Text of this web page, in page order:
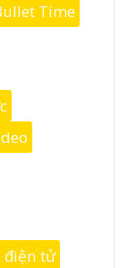
Time
điện tử